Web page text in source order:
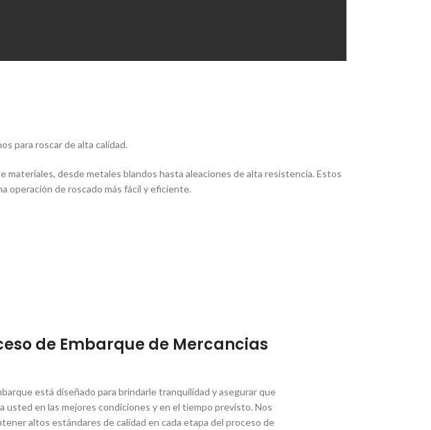
para roscar de alta calidad.
materiales, desde metales blandos hasta aleaciones de alta resistencia. Estos
operación de roscado más fácil y eficiente.
de Embarque de Mercancias
está diseñado para brindarle tranquilidad y asegurar que
usted en las mejores condiciones y en el tiempo previsto. Nos
altos estándares de calidad en cada etapa del proceso de